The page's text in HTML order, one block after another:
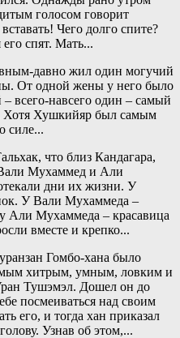
голосом говорит
Чего долго спите?
спят. Мать...
давно жил один могучий
От одной жены у него было
всего-навсего один – самый
Хушкийяр был самым
силе...
что близ Кандагара,
Мухаммед и Али
дни их жизни. У
У Вали Мухаммеда –
Али Мухаммеда – красавица
вместе и крепко...
Гомбо-хана было
хитрым, умным, ловким и
Тушэмэл. Дошел он до
посмеиваться над своим
его, и тогда хан приказал
Узнав об этом,...